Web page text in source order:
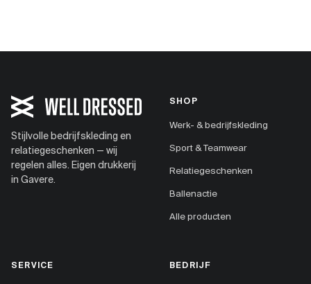
Stijlvolle bedrijfskleding en
relatiegeschenken — wij
regelen alles. Eigen drukkerij
in Gavere.
SHOP
Werk- & bedrijfskleding
Sport & Teamwear
Relatiegeschenken
Ballenactie
Alle producten
SERVICE BEDRIJF